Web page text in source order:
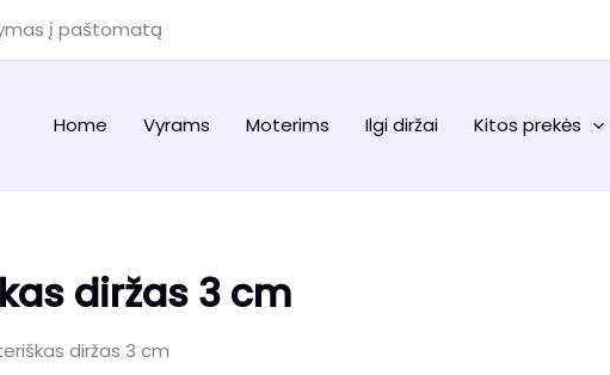
į paštomatą
Home Vyrams Moterims Ilgi diržai Kitos prekės
diržas 3 cm
diržas 3 cm